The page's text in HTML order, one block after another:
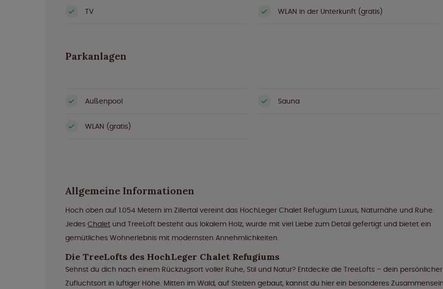
TV WLAN in der Unterkunft (gratis)
Parkanlagen
Außenpool Sauna
WLAN (gratis)
Allgemeine Informationen
Hoch oben auf 1.054 Metern im Zillertal vereint das HochLeger Chalet Refugium Luxus, Naturnähe und Ruhe.
Jedes Chalet und TreeLoft besteht aus lokalem Holz, wurde mit viel Liebe zum Detail gefertigt und bietet ein
gemütliches Wohnerlebnis mit modernsten Annehmlichkeiten.
Die TreeLofts des HochLeger Chalet Refugiums
Sehnst du dich nach einem Rückzugsort voller Ruhe, Stil und Natur? Entdecke die TreeLofts – dein persönlicher
Zufluchtsort in luftiger Höhe. Mitten im Wald, auf Stelzen gebaut, kannst du hier ein besonderes Zusammensein